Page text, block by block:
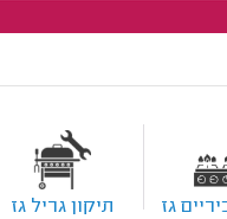
גז תיקון גריל גז